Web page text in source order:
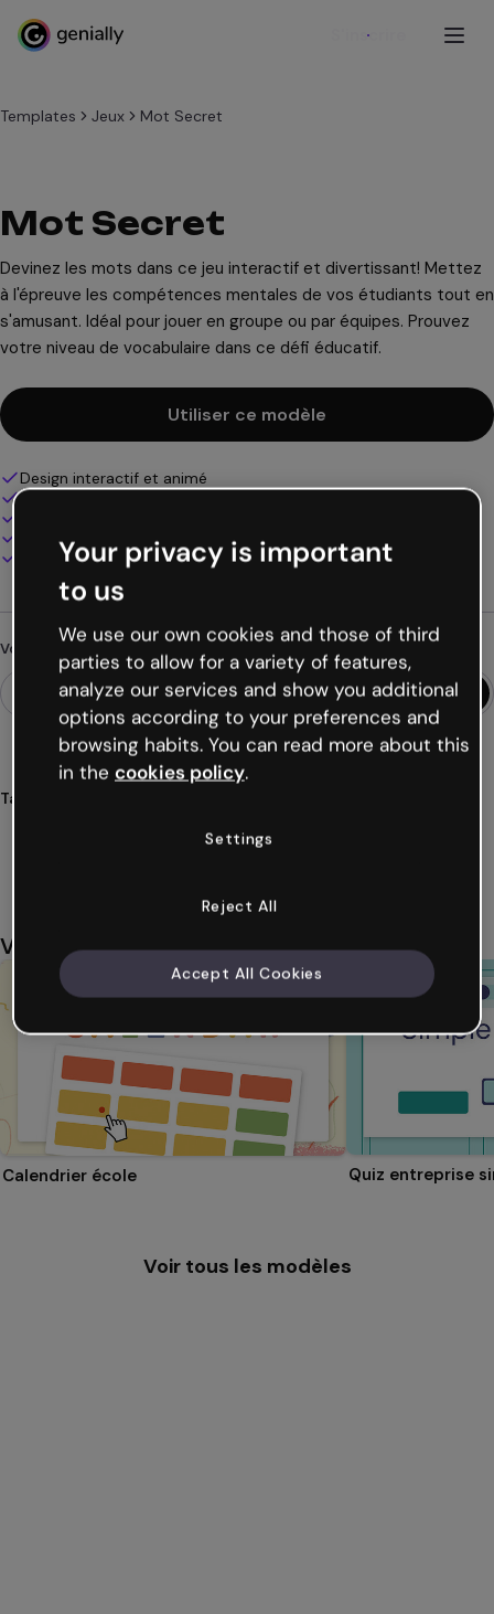
S'inscrire
Templates Jeux Mot Secret
Mot Secret
Devinez les mots dans ce jeu interactif et divertissant! Mettez
à l'épreuve les compétences mentales de vos étudiants tout en
s'amusant. Idéal pour jouer en groupe ou par équipes. Prouvez
votre niveau de vocabulaire dans ce défi éducatif.
Utiliser ce modèle
Design interactif et animé
100% personnalisable
Présentez, partagez ou publiez en ligne
Téléchargez en PDF, MP4 et autres formats
Vous cherchez autre chose ?
Tags
Vous aimerez aussi
Calendrier école Quiz entreprise
Voir tous les modèles
Your privacy is important
to us
We use our own cookies and those of third
parties to allow for a variety of features,
analyze our services and show you additional
options according to your preferences and
browsing habits. You can read more about this
in the cookies policy.
Settings
Reject All
Accept All Cookies